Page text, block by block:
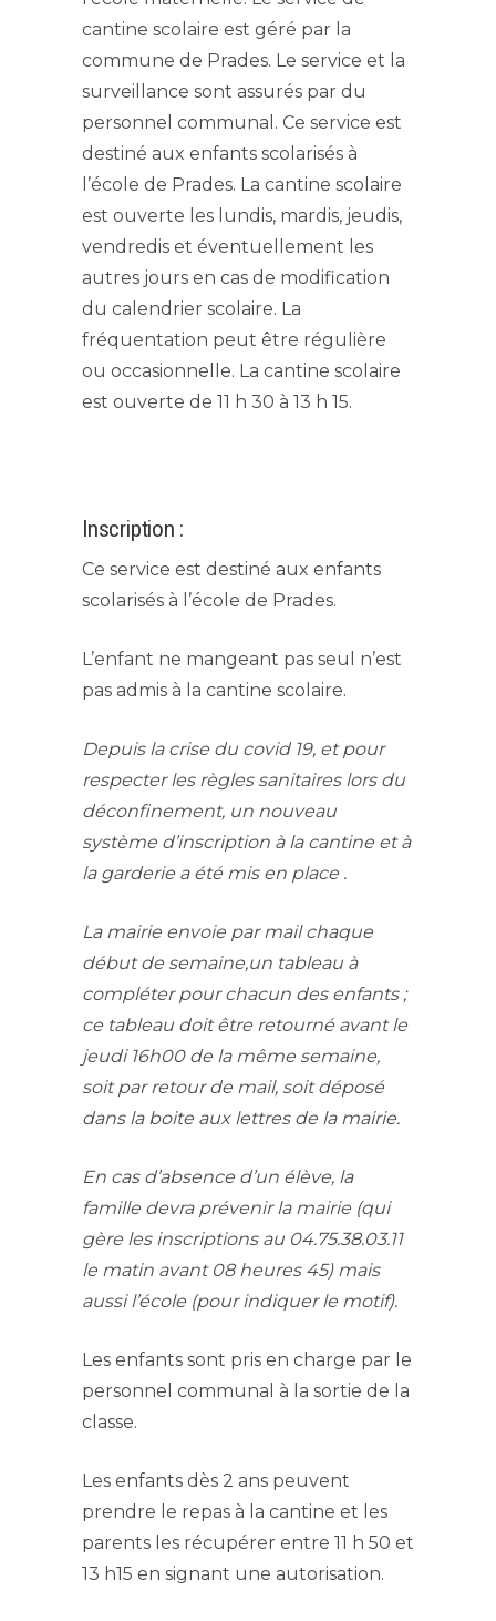
cantine scolaire est géré par la
commune de Prades. Le service et la
surveillance sont assurés par du
personnel communal. Ce service est
destiné aux enfants scolarisés à
l’école de Prades. La cantine scolaire
est ouverte les lundis, mardis, jeudis,
vendredis et éventuellement les
autres jours en cas de modification
du calendrier scolaire. La
fréquentation peut être régulière
ou occasionnelle. La cantine scolaire
est ouverte de 11 h 30 à 13 h 15.
Inscription :
Ce service est destiné aux enfants
scolarisés à l’école de Prades.
L’enfant ne mangeant pas seul n’est
pas admis à la cantine scolaire.
Depuis la crise du covid 19, et pour
respecter les règles sanitaires lors du
déconfinement, un nouveau
système d’inscription à la cantine et à
la garderie a été mis en place .
La mairie envoie par mail chaque
début de semaine,un tableau à
compléter pour chacun des enfants ;
ce tableau doit être retourné avant le
jeudi 16h00 de la même semaine,
soit par retour de mail, soit déposé
dans la boite aux lettres de la mairie.
En cas d’absence d’un élève, la
famille devra prévenir la mairie (qui
gère les inscriptions au 04.75.38.03.11
le matin avant 08 heures 45) mais
aussi l’école (pour indiquer le motif).
Les enfants sont pris en charge par le
personnel communal à la sortie de la
classe.
Les enfants dès 2 ans peuvent
prendre le repas à la cantine et les
parents les récupérer entre 11 h 50 et
13 h15 en signant une autorisation.